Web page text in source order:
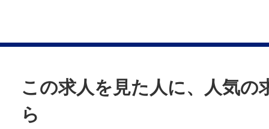
役職手当あり
時間外手当あり
加入保険等
この求人を見た人に、人気の
ら